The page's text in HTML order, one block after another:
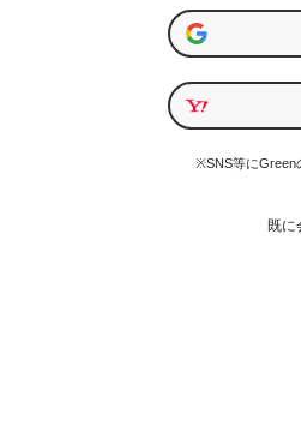
※SNS等にGreen
既に